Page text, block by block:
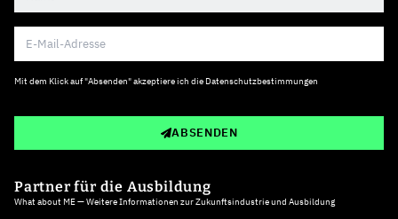
Mit dem Klick auf "Absenden" akzeptiere ich die Datenschutzbestimmungen
ABSENDEN
Partner für die Ausbildung
What about ME — Weitere Informationen zur Zukunftsindustrie und Ausbildung